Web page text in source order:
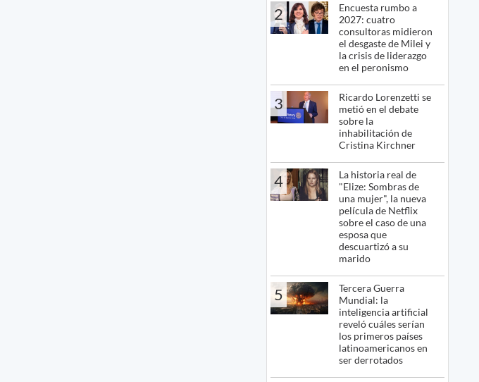
2
Encuesta rumbo a
2027: cuatro
consultoras midieron
el desgaste de Milei y
la crisis de liderazgo
en el peronismo
3
Ricardo Lorenzetti se
metió en el debate
sobre la
inhabilitación de
Cristina Kirchner
4
La historia real de
"Elize: Sombras de
una mujer", la nueva
película de Netflix
sobre el caso de una
esposa que
descuartizó a su
marido
5
Tercera Guerra
Mundial: la
inteligencia artificial
reveló cuáles serían
los primeros países
latinoamericanos en
ser derrotados